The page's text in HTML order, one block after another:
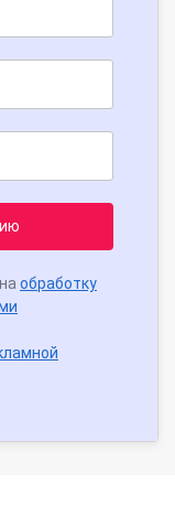
обработку